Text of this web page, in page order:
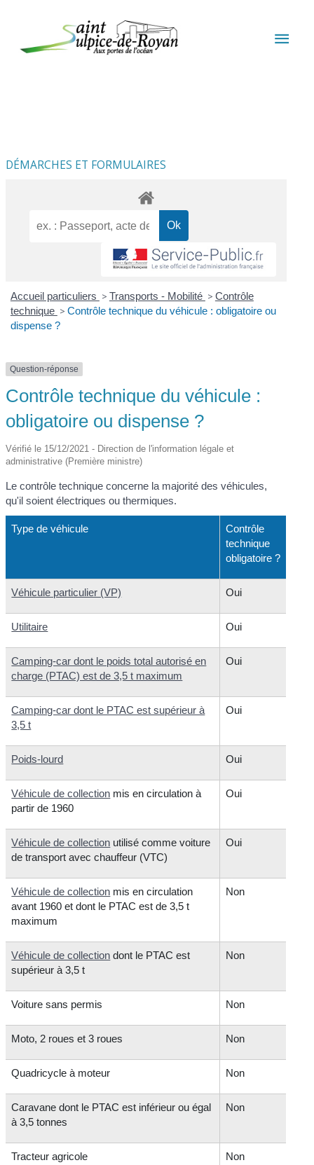
DÉMARCHES ET FORMULAIRES
Accueil particuliers > Transports - Mobilité > Contrôle
technique > Contrôle technique du véhicule : obligatoire ou
dispense ?
Question-réponse
Contrôle technique du véhicule :
obligatoire ou dispense ?
Vérifié le 15/12/2021 - Direction de l'information légale et
administrative (Première ministre)
Le contrôle technique concerne la majorité des véhicules,
qu'il soient électriques ou thermiques.
Type de véhicule
Contrôle
technique
obligatoire ?
Véhicule particulier (VP) Oui
Utilitaire Oui
Camping-car dont le poids total autorisé en
charge (PTAC) est de 3,5 t maximum
Oui
Camping-car dont le PTAC est supérieur à
3,5 t
Oui
Poids-lourd Oui
Véhicule de collection mis en circulation à
partir de 1960
Oui
Véhicule de collection utilisé comme voiture
de transport avec chauffeur (VTC)
Oui
Véhicule de collection mis en circulation
avant 1960 et dont le PTAC est de 3,5 t
maximum
Non
Véhicule de collection dont le PTAC est
supérieur à 3,5 t
Non
Voiture sans permis Non
Moto, 2 roues et 3 roues Non
Quadricycle à moteur Non
Caravane dont le PTAC est inférieur ou égal
à 3,5 tonnes
Non
Tracteur agricole Non